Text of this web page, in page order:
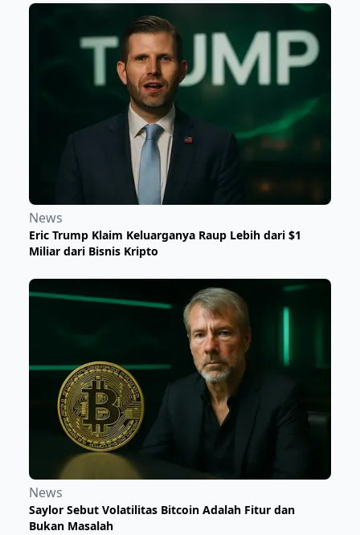
News
Eric Trump Klaim Keluarganya Raup Lebih dari $1
Miliar dari Bisnis Kripto
News
Saylor Sebut Volatilitas Bitcoin Adalah Fitur dan
Bukan Masalah